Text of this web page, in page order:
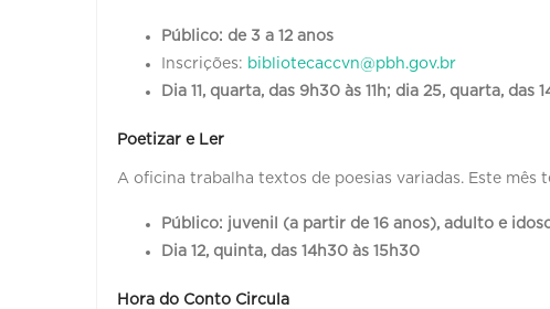
Público: de 3 a 12 anos
Inscrições: bibliotecaccvn@pbh.gov.br
Dia 11, quarta, das 9h30 às 11h; dia 25, quarta, das
Poetizar e Ler
A oficina trabalha textos de poesias variadas. Este mês
Público: juvenil (a partir de 16 anos), adulto e
Dia 12, quinta, das 14h30 às 15h30
Hora do Conto Circula